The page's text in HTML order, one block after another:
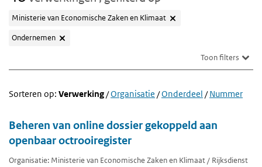
Ministerie van Economische Zaken en Klimaat
Ondernemen
Toon filters
Sorteren op: Verwerking/Organisatie /Onderdeel /Nummer
Beheren van online dossier gekoppeld aan
openbaar octrooiregister
Organisatie: Ministerie van Economische Zaken en Klimaat / Rijksdienst